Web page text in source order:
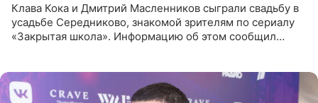
Клава Кока и Дмитрий Масленников сыграли свадьбу в
усадьбе Середниково, знакомой зрителям по сериалу
«Закрытая школа». Информацию об этом сообщил